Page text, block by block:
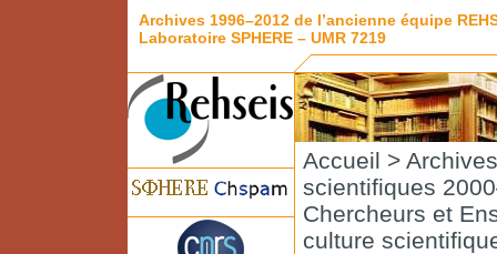
Archives 1996–2012 de l’ancienne équipe
Laboratoire SPHERE – UMR 7219
Accueil > Archives
scientifiques
Chercheurs et
culture